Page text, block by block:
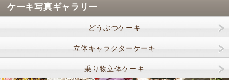
ケーキ写真ギャラリー
どうぶつケーキ
立体キャラクターケーキ
乗り物立体ケーキ